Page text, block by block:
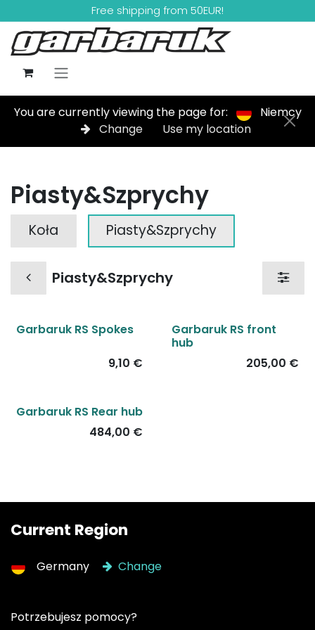
Skip to ContentFree shipping from 50EUR!
You are currently viewing the page for:
Niemcy
Change
Use my location
Piasty&Szprychy
Koła Piasty&Szprychy
Piasty&Szprychy
Garbaruk RS Spokes
9,10 €
Garbaruk RS front
hub
205,00 €
Garbaruk RS Rear hub
484,00 €
Current Region
Germany Change
Potrzebujesz pomocy?